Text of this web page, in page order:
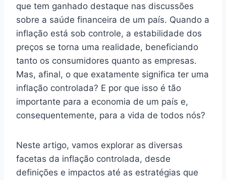
que tem ganhado destaque nas discussões
sobre a saúde financeira de um país. Quando a
inflação está sob controle, a estabilidade dos
preços se torna uma realidade, beneficiando
tanto os consumidores quanto as empresas.
Mas, afinal, o que exatamente significa ter uma
inflação controlada? E por que isso é tão
importante para a economia de um país e,
consequentemente, para a vida de todos nós?
Neste artigo, vamos explorar as diversas
facetas da inflação controlada, desde
definições e impactos até as estratégias que